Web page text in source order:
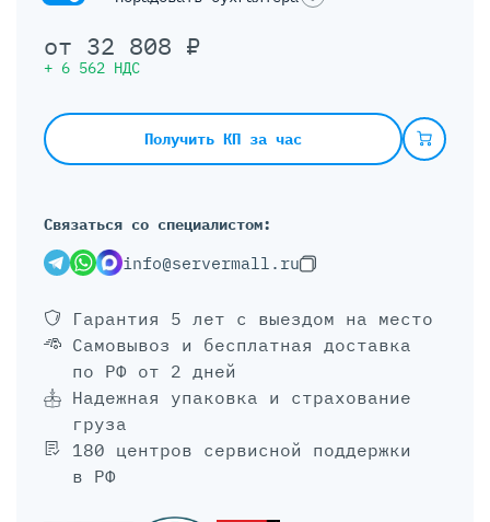
от 32 808 ₽
+ 6 562 НДС
Получить КП за час
Связаться со специалистом:
info@servermall.ru
Гарантия 5 лет с выездом на место
Самовывоз и бесплатная доставка
по РФ от 2 дней
Надежная упаковка и страхование
груза
180 центров сервисной поддержки
в РФ